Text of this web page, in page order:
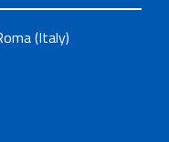
(Italy)